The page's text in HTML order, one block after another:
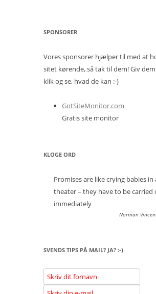
SPONSORER
Vores sponsorer hjælper til med at
sitet kørende, så tak til dem! Giv
klik og se, hvad de kan :-)
GotSiteMonitor.com
Gratis site monitor
KLOGE ORD
Promises are like crying babies in
theater – they have to be carried
immediately
Norman
SVENDS TIPS PÅ MAIL? JA? :-)